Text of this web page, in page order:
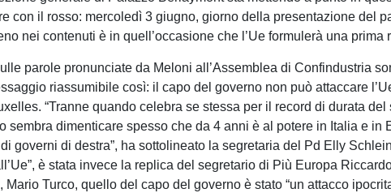
con il rosso: mercoledì 3 giugno, giorno della presentazione del
nei contenuti è in quell’occasione che l’Ue formulerà una prima
parole pronunciate da Meloni all’Assemblea di Confindustria
riassumibile così: il capo del governo non può attaccare
“Tranne quando celebra se stessa per il record di durata del
sembra dimenticare spesso che da 4 anni è al potere in Italia e in
governi di destra”, ha sottolineato la segretaria del Pd Elly
è stata invece la replica del segretario di Più Europa
Turco, quello del capo del governo è stato “un attacco